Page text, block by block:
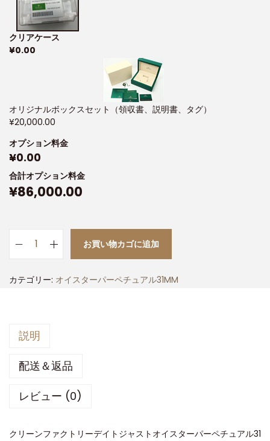
クリアケース
¥0.00
オリジナルボックスセット（領収書、説明書、タグ）
¥20,000.00
オプション料金
¥0.00
合計オプション料金
¥86,000.00
お買い物カゴに追加
カテゴリー: オイスターパーペチュアル31MM
説明
配送＆返品
レビュー (0)
クリーンファクトリーデイトジャストオイスターパーペチュアル31